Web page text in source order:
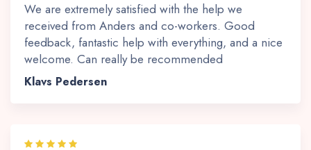
We are extremely satisfied with the help we
received from Anders and co-workers. Good
feedback, fantastic help with everything, and a nice
welcome. Can really be recommended
Klavs Pedersen